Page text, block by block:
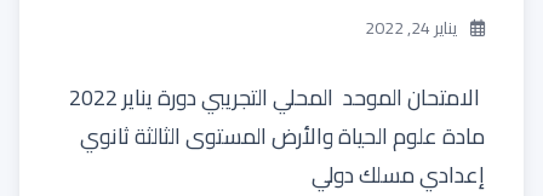
يناير 24, 2022
الامتحان الموحد المحلي التجريبي دورة يناير 2022
مادة علوم الحياة والأرض المستوى الثالثة ثانوي
إعدادي مسلك دولي